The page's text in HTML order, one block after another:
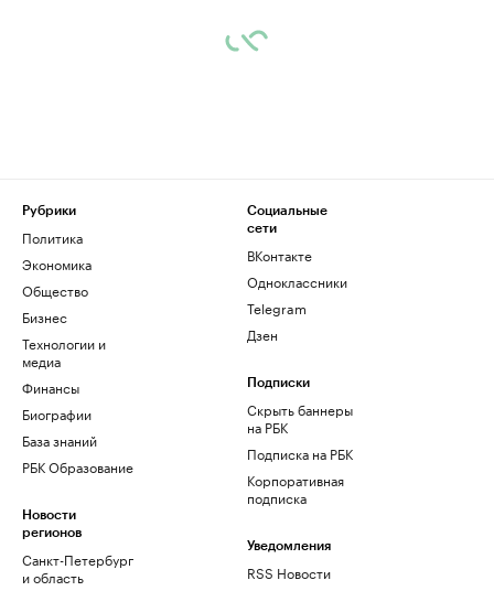
Рубрики
Политика
Экономика
Общество
Бизнес
Технологии и
медиа
Финансы
Биографии
База знаний
РБК Образование
Новости
регионов
Санкт-Петербург
и область
Социальные
сети
ВКонтакте
Одноклассники
Telegram
Дзен
Подписки
Скрыть баннеры
на РБК
Подписка на РБК
Корпоративная
подписка
Уведомления
RSS Новости